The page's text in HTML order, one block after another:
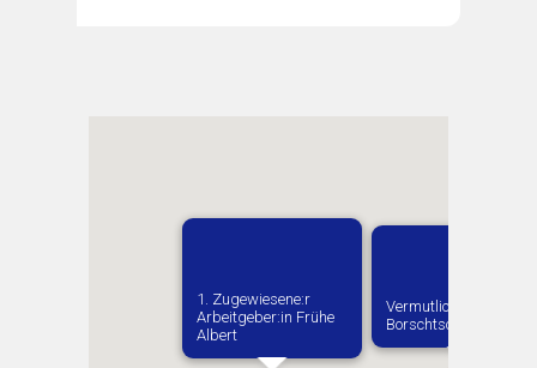
Vermutlich geboren in
Borschtschiw
1. Zugewiesene:r
Arbeitgeber:in​ Frühe
Albert